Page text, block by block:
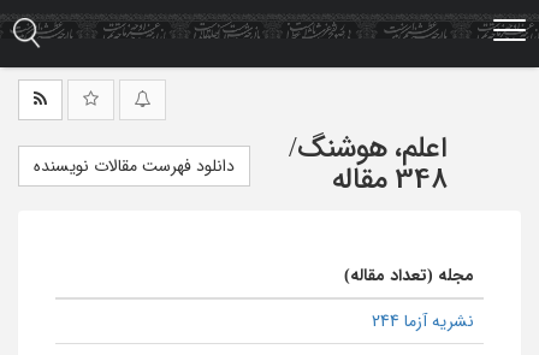
Skip
to
اعلم، هوشنگ/
348 مقاله
دانلود فهرست مقالات نویسنده
مجله (تعداد مقاله)
نشریه آزما 244